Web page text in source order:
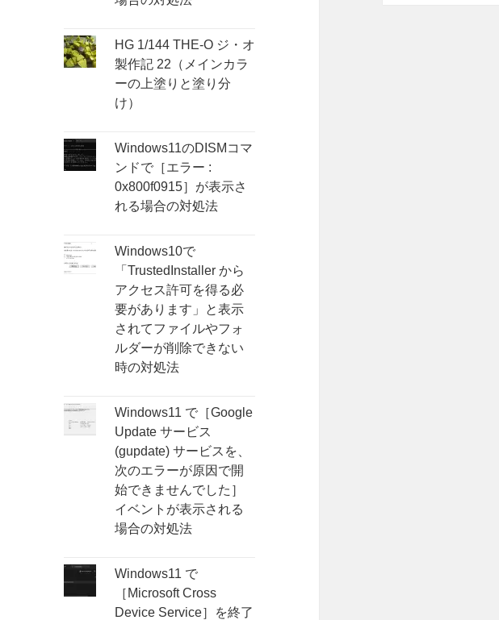
HG 1/144 THE-O ジ・オ
製作記 22（メインカラ
ーの上塗りと塗り分
け）
Windows11のDISMコマ
ンドで［エラー :
0x800f0915］が表示さ
れる場合の対処法
Windows10で
「TrustedInstaller から
アクセス許可を得る必
要があります」と表示
されてファイルやフォ
ルダーが削除できない
時の対処法
Windows11 で［Google
Update サービス
(gupdate) サービスを、
次のエラーが原因で開
始できませんでした］
イベントが表示される
場合の対処法
Windows11 で
［Microsoft Cross
Device Service］を終了